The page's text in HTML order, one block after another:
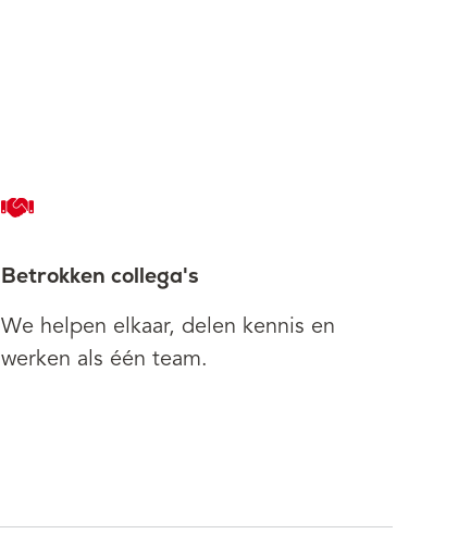
Betrokken collega's
We helpen elkaar, delen kennis en
werken als één team.